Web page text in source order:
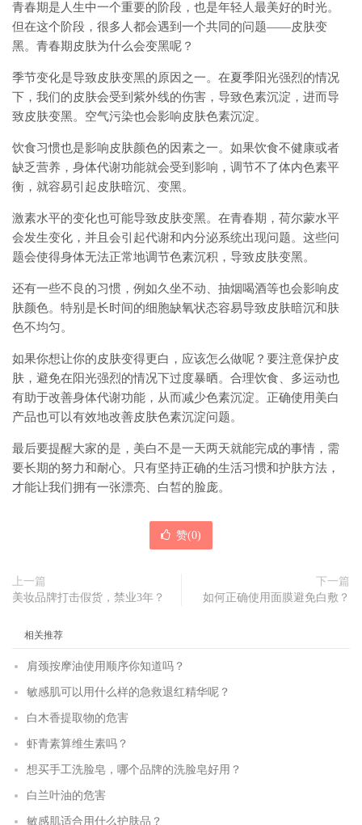
青春期是人生中一个重要的阶段，也是年轻人最美好的时光。
但在这个阶段，很多人都会遇到一个共同的问题——皮肤变
黑。青春期皮肤为什么会变黑呢？
季节变化是导致皮肤变黑的原因之一。在夏季阳光强烈的情况
下，我们的皮肤会受到紫外线的伤害，导致色素沉淀，进而导
致皮肤变黑。空气污染也会影响皮肤色素沉淀。
饮食习惯也是影响皮肤颜色的因素之一。如果饮食不健康或者
缺乏营养，身体代谢功能就会受到影响，调节不了体内色素平
衡，就容易引起皮肤暗沉、变黑。
激素水平的变化也可能导致皮肤变黑。在青春期，荷尔蒙水平
会发生变化，并且会引起代谢和内分泌系统出现问题。这些问
题会使得身体无法正常地调节色素沉积，导致皮肤变黑。
还有一些不良的习惯，例如久坐不动、抽烟喝酒等也会影响皮
肤颜色。特别是长时间的细胞缺氧状态容易导致皮肤暗沉和肤
色不均匀。
如果你想让你的皮肤变得更白，应该怎么做呢？要注意保护皮
肤，避免在阳光强烈的情况下过度暴晒。合理饮食、多运动也
有助于改善身体代谢功能，从而减少色素沉淀。正确使用美白
产品也可以有效地改善皮肤色素沉淀问题。
最后要提醒大家的是，美白不是一天两天就能完成的事情，需
要长期的努力和耐心。只有坚持正确的生活习惯和护肤方法，
才能让我们拥有一张漂亮、白皙的脸庞。
赞(0)
上一篇
美妆品牌打击假货，禁业3年？
下一篇
如何正确使用面膜避免白敷？
相关推荐
肩颈按摩油使用顺序你知道吗？
敏感肌可以用什么样的急救退红精华呢？
白木香提取物的危害
虾青素算维生素吗？
想买手工洗脸皂，哪个品牌的洗脸皂好用？
白兰叶油的危害
敏感肌适合用什么护肤品？